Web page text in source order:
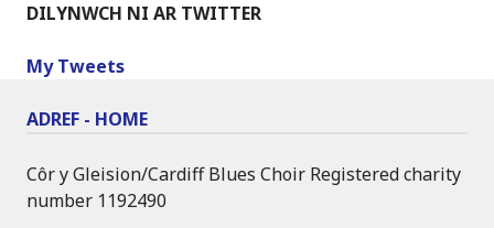
DILYNWCH NI AR TWITTER
My Tweets
ADREF - HOME
Côr y Gleision/Cardiff Blues Choir Registered charity
number 1192490